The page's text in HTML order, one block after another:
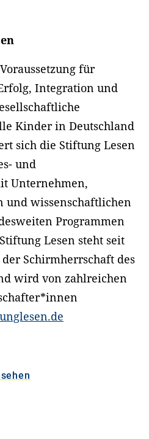
für
Integration und
Kinder in Deutschland
sich die Stiftung Lesen
und
Unternehmen,
und wissenschaftlichen
Programmen
Lesen steht seit
Schirmherrschaft des
wird von zahlreichen